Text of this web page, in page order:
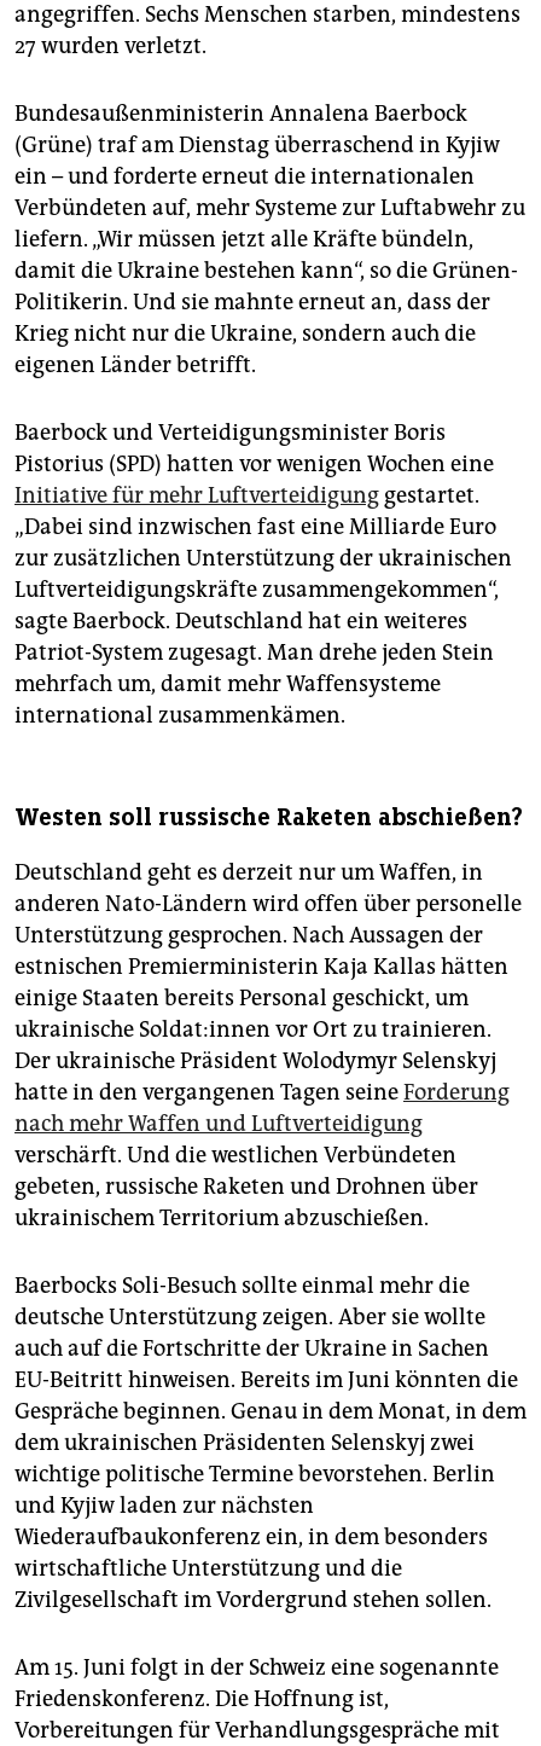
angegriffen. Sechs Menschen starben, mindestens
27 wurden verletzt.
Bundesaußenministerin Annalena Baerbock
(Grüne) traf am Dienstag überraschend in Kyjiw
ein – und forderte erneut die internationalen
Verbündeten auf, mehr Systeme zur Luftabwehr zu
liefern. „Wir müssen jetzt alle Kräfte bündeln,
damit die Ukraine bestehen kann“, so die Grünen-
Politikerin. Und sie mahnte erneut an, dass der
Krieg nicht nur die Ukraine, sondern auch die
eigenen Länder betrifft.
Baerbock und Verteidigungsminister Boris
Pistorius (SPD) hatten vor wenigen Wochen eine
Initiative für mehr Luftverteidigung gestartet.
„Dabei sind inzwischen fast eine Milliarde Euro
zur zusätzlichen Unterstützung der ukrainischen
Luftverteidigungskräfte zusammengekommen“,
sagte Baerbock. Deutschland hat ein weiteres
Patriot-System zugesagt. Man drehe jeden Stein
mehrfach um, damit mehr Waffensysteme
international zusammenkämen.
Westen soll russische Raketen abschießen?
Deutschland geht es derzeit nur um Waffen, in
anderen Nato-Ländern wird offen über personelle
Unterstützung gesprochen. Nach Aussagen der
estnischen Premierministerin Kaja Kallas hätten
einige Staaten bereits Personal geschickt, um
ukrainische Sol­da­t:in­nen vor Ort zu trainieren.
Der ukrainische Präsident Wolodymyr Selenskyj
hatte in den vergangenen Tagen seineForderung
nach mehr Waffen und Luftverteidigung
verschärft. Und die westlichen Verbündeten
gebeten, russische Raketen und Drohnen über
ukrainischem Territorium abzuschießen.
Baerbocks Soli-Besuch sollte einmal mehr die
deutsche Unterstützung zeigen. Aber sie wollte
auch auf die Fortschritte der Ukraine in Sachen
EU-Beitritt hinweisen. Bereits im Juni könnten die
Gespräche beginnen. Genau in dem Monat, in dem
dem ukrainischen Präsidenten Selenskyj zwei
wichtige politische Termine bevorstehen. Berlin
und Kyjiw laden zur nächsten
Wiederaufbaukonferenz ein, in dem besonders
wirtschaftliche Unterstützung und die
Zivilgesellschaft im Vordergrund stehen sollen.
Am 15. Juni folgt in der Schweiz eine sogenannte
Friedenskonferenz. Die Hoffnung ist,
Vorbereitungen für Verhandlungsgespräche mit